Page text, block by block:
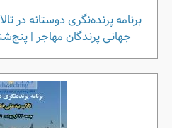
برنامه پرنده‌نگری دوستانه در
جهانی پرندگان مهاجر | پنج‌شنبه 22 اردیبهشت